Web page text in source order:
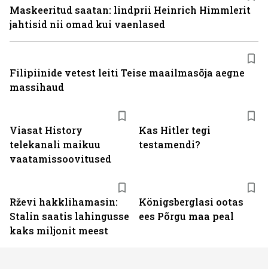
Viasat History
telekanali maikuu
vaatamissoovitused
Kas Hitler tegi
testamendi?
Rževi hakklihamasin:
Stalin saatis lahingusse
kaks miljonit meest
Königsberglasi ootas
ees Põrgu maa peal
Maskeeritud saatan: lindprii Heinrich Himmlerit
jahtisid nii omad kui vaenlased
Filipiinide vetest leiti Teise maailmasõja aegne
massihaud